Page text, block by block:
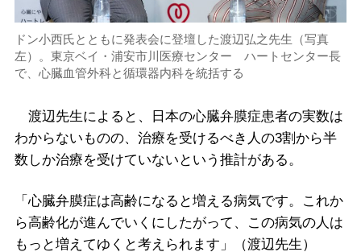
ドン小西氏とともに発表会に登壇した渡辺弘之先生（写真
左）。東京ベイ・浦安市川医療センター ハートセンター長
で、心臓血管外科と循環器内科を統括する
渡辺先生によると、日本の心臓弁膜症患者の実数は
わからないものの、治療を受けるべき人の3割から半
数しか治療を受けていないという推計がある。
「心臓弁膜症は高齢になると増える病気です。これか
ら高齢化が進んでいくにしたがって、この病気の人は
もっと増えてゆくと考えられます」（渡辺先生）